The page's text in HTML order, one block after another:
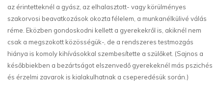
az érintetteknél a gyász, az elhalasztott- vagy körülményes
szakorvosi beavatkozások okozta félelem, a munkanélkülivé válás
réme. Eközben gondoskodni kellett a gyerekekről is, akiknél nem
csak a megszokott közösségük-, de a rendszeres testmozgás
hiánya is komoly kihívásokkal szembesítette a szülőket. (Sajnos a
későbbiekben a bezártságot elszenvedő gyerekeknél más pszichés
és érzelmi zavarok is kialakulhatnak a cseperedésük során.)